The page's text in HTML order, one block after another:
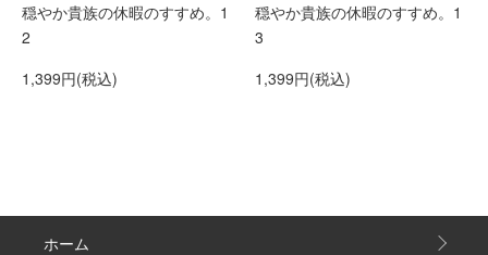
穏やか貴族の休暇のすすめ。1
2
1,399円(税込)
穏やか貴族の休暇のすすめ。1
3
1,399円(税込)
ホーム